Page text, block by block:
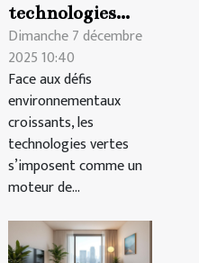
technologies
vertes
transforment-
elles les
industries
traditionnelles ?
Dimanche 7 décembre
2025 10:40
Face aux défis
environnementaux
croissants, les
technologies vertes
s’imposent comme un
moteur de...